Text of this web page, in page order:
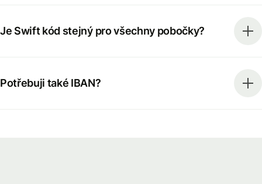
Je Swift kód stejný pro všechny pobočky?
Potřebuji také IBAN?